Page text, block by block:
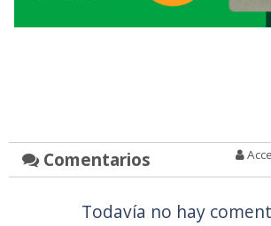
Comentarios
Todavía no hay